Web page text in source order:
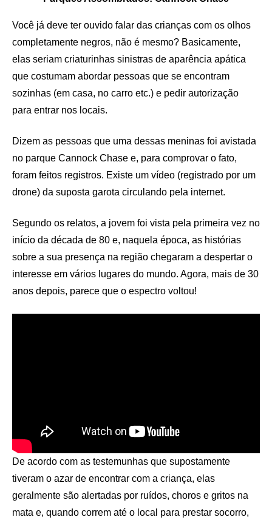
Você já deve ter ouvido falar das crianças com os olhos
completamente negros, não é mesmo? Basicamente,
elas seriam criaturinhas sinistras de aparência apática
que costumam abordar pessoas que se encontram
sozinhas (em casa, no carro etc.) e pedir autorização
para entrar nos locais.
Dizem as pessoas que uma dessas meninas foi avistada
no parque Cannock Chase e, para comprovar o fato,
foram feitos registros. Existe um vídeo (registrado por um
drone) da suposta garota circulando pela internet.
Segundo os relatos, a jovem foi vista pela primeira vez no
início da década de 80 e, naquela época, as histórias
sobre a sua presença na região chegaram a despertar o
interesse em vários lugares do mundo. Agora, mais de 30
anos depois, parece que o espectro voltou!
De acordo com as testemunhas que supostamente
tiveram o azar de encontrar com a criança, elas
geralmente são alertadas por ruídos, choros e gritos na
mata e, quando correm até o local para prestar socorro,